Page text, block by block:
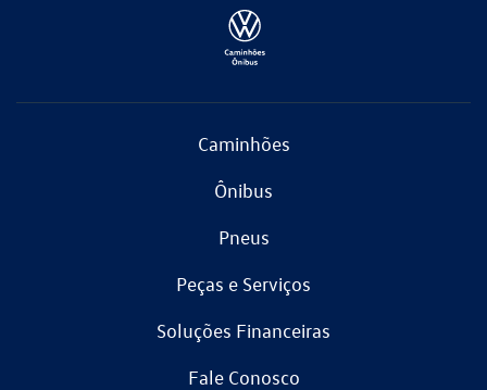
Caminhões
Ônibus
Pneus
Peças e Serviços
Soluções Financeiras
Fale Conosco